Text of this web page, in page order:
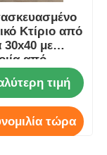
Κτίριο από
με
από
τιμή
τώρα